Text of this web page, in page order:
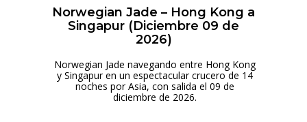
Norwegian Jade – Hong Kong a
Singapur (Diciembre 09 de
2026)
Norwegian Jade navegando entre Hong Kong
y Singapur en un espectacular crucero de 14
noches por Asia, con salida el 09 de
diciembre de 2026.